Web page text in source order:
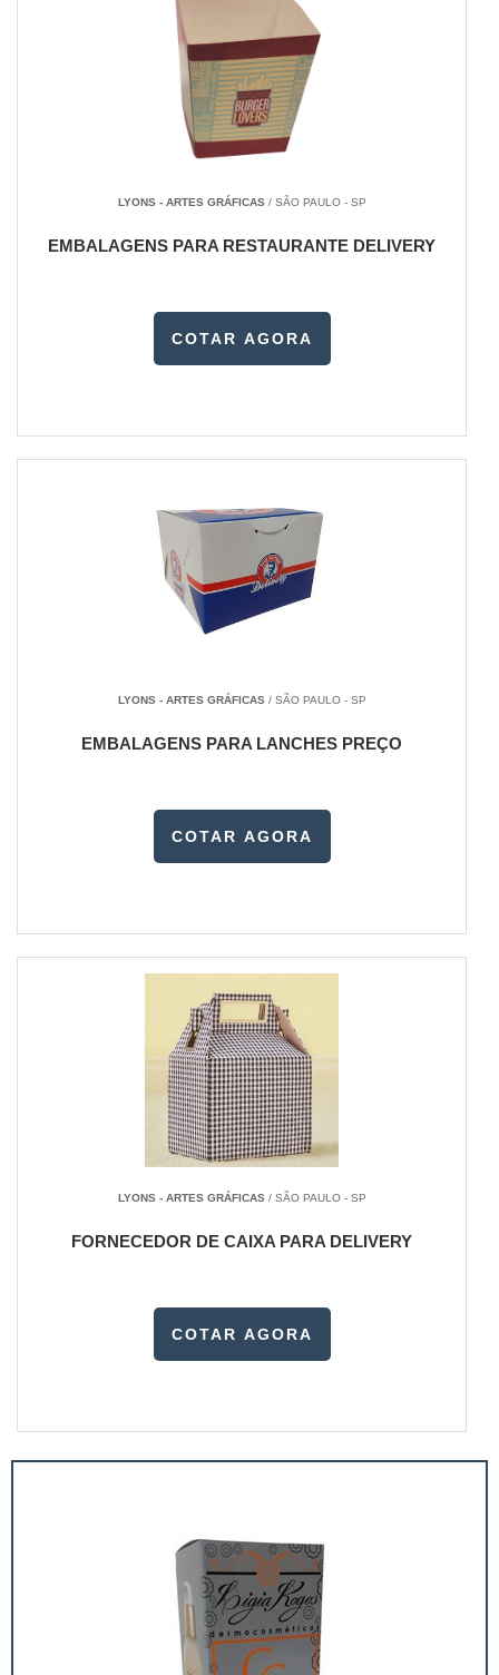
LYONS - ARTES GRÁFICAS/ SÃO PAULO - SP
EMBALAGENS PARA RESTAURANTE DELIVERY
COTAR AGORA
LYONS - ARTES GRÁFICAS/ SÃO PAULO - SP
EMBALAGENS PARA LANCHES PREÇO
COTAR AGORA
LYONS - ARTES GRÁFICAS/ SÃO PAULO - SP
FORNECEDOR DE CAIXA PARA DELIVERY
COTAR AGORA